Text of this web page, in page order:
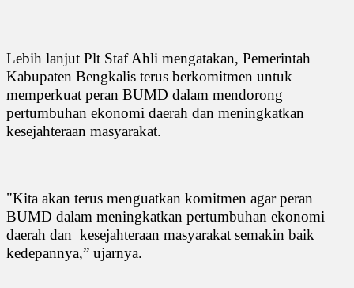
Lebih lanjut Plt Staf Ahli mengatakan, Pemerintah
Kabupaten Bengkalis terus berkomitmen untuk
memperkuat peran BUMD dalam mendorong
pertumbuhan ekonomi daerah dan meningkatkan
kesejahteraan masyarakat.
"Kita akan terus menguatkan komitmen agar peran
BUMD dalam meningkatkan pertumbuhan ekonomi
daerah dan kesejahteraan masyarakat semakin baik
kedepannya,” ujarnya.